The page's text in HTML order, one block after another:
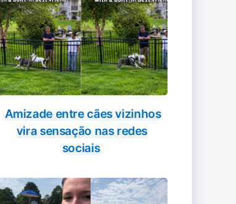
Amizade entre cães vizinhos
vira sensação nas redes
sociais